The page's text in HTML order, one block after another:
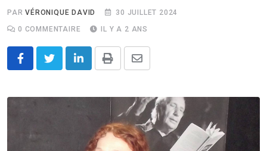
PARVÉRONIQUE DAVID
30 JUILLET 2024
0 COMMENTAIRE IL Y A 2 ANS
LinkedInPrint
Share
Email